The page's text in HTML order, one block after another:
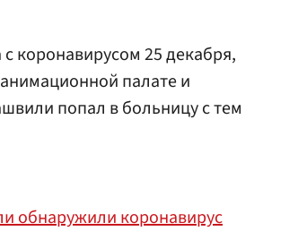
коронавирусом 25 декабря,
палате и
попал в больницу с тем
обнаружили коронавирус